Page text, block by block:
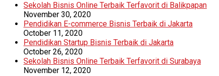
Sekolah Bisnis Online Terbaik Terfavorit di Balikpapan
November 30, 2020
Pendidikan E-commerce Bisnis Terbaik di Jakarta
October 11, 2020
Pendidikan Startup Bisnis Terbaik di Jakarta
October 26, 2020
Sekolah Bisnis Online Terbaik Terfavorit di Surabaya
November 12, 2020